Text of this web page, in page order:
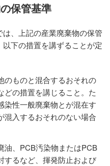
保管基準
、上記の産業廃棄物の保管
下の措置を講ずることが定
のものと混合するおそれの
どの措置を講じること。た
染性一般廃棄物とが混在す
混入するおそれのない場合
油、PCB汚染物またはPCB
するなど、揮発防止および